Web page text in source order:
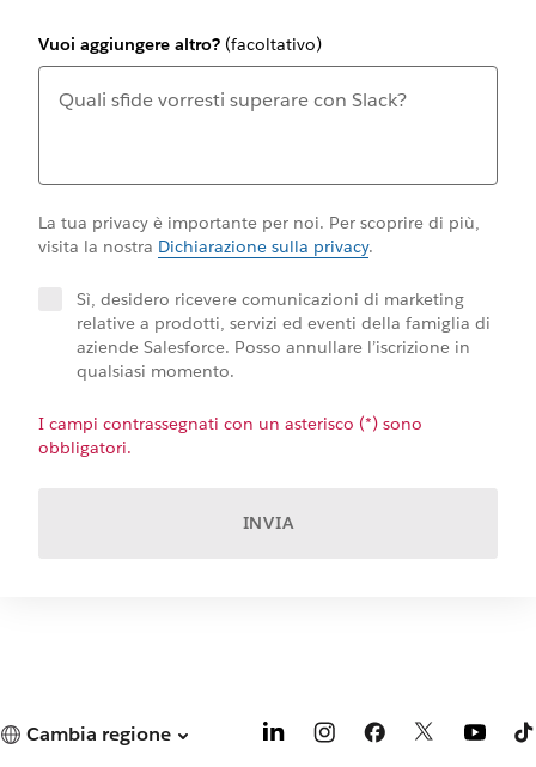
Vuoi aggiungere altro? (facoltativo)
La tua privacy è importante per noi. Per scoprire di più,
visita la nostra Dichiarazione sulla privacy.
Sì, desidero ricevere comunicazioni di marketing
relative a prodotti, servizi ed eventi della famiglia di
aziende Salesforce. Posso annullare l’iscrizione in
qualsiasi momento.
I campi contrassegnati con un asterisco (*) sono
obbligatori.
INVIA
Cambia regione